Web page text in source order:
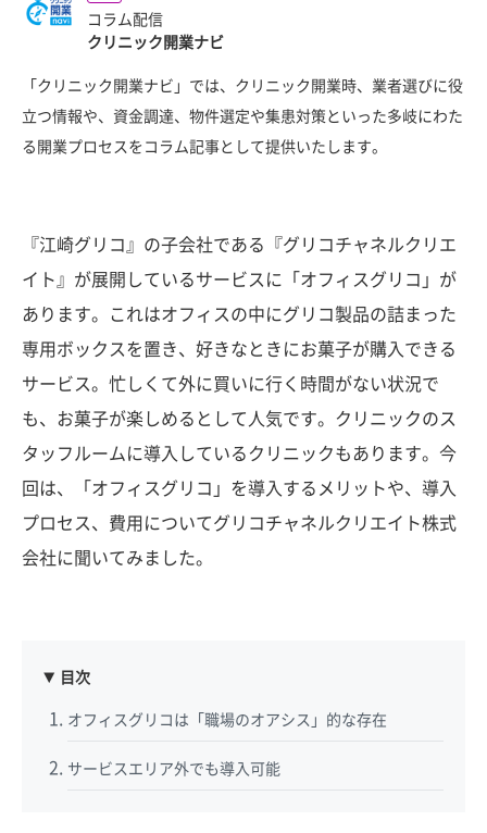
コラム配信
クリニック開業ナビ
「クリニック開業ナビ」では、クリニック開業時、業者選びに役
立つ情報や、資金調達、物件選定や集患対策といった多岐にわた
る開業プロセスをコラム記事として提供いたします。
『江崎グリコ』の子会社である『グリコチャネルクリエ
イト』が展開しているサービスに「オフィスグリコ」が
あります。これはオフィスの中にグリコ製品の詰まった
専用ボックスを置き、好きなときにお菓子が購入できる
サービス。忙しくて外に買いに行く時間がない状況で
も、お菓子が楽しめるとして人気です。クリニックのス
タッフルームに導入しているクリニックもあります。今
回は、「オフィスグリコ」を導入するメリットや、導入
プロセス、費用についてグリコチャネルクリエイト株式
会社に聞いてみました。
目次
オフィスグリコは「職場のオアシス」的な存在
サービスエリア外でも導入可能